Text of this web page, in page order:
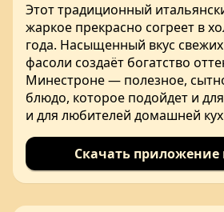
Этот традиционный
жаркое прекрасно согреет в
года. Насыщенный вкус
фасоли создаёт богатство
Минестроне — полезное,
блюдо, которое подойдет и
и для любителей домашней
Скачать приложение